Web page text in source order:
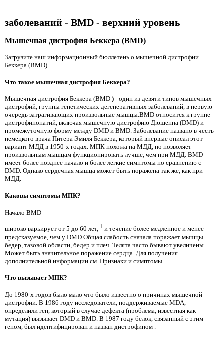
.
заболеваний - BMD - верхний уровень
Мышечная дистрофия Беккера (BMD)
Загрузите наш информационный бюллетень о мышечной дистрофии
Беккера (BMD)
Что такое мышечная дистрофия Беккера?
Мышечная дистрофия Беккера (BMD ) - один из девяти типов мышечных
дистрофий, группы генетических дегенеративных заболеваний, в первую
очередь затрагивающих произвольные мышцы.BMD относится к группе
дистрофинопатий, включая мышечную дистрофию Дюшенна (DMD) и
промежуточную форму между DMD и BMD. Заболевание названо в честь
немецкого врача Питера Эмиля Беккера, который впервые описал этот
вариант МДД в ​​1950-х годах. МПК похожа на МДД, но позволяет
произвольным мышцам функционировать лучше, чем при МДД. BMD
имеет более позднее начало и более легкие симптомы по сравнению с
DMD. Однако сердечная мышца может быть поражена так же, как при
МДД.
Каковы симптомы МПК?
Начало BMD
широко варьирует от 5 до 60 лет, 1 и течение более медленное и менее
предсказуемое, чем у DMD.Общая слабость сначала поражает мышцы
бедер, тазовой области, бедер и плеч. Телята часто бывают увеличены.
Может быть значительное поражение сердца. Для получения
дополнительной информации см. Признаки и симптомы.
Что вызывает МПК?
До 1980-х годов было мало что было известно о причинах мышечной
дистрофии. В 1986 году исследователи, поддерживаемые MDA,
определили ген, который в случае дефекта (проблема, известная как
мутация) вызывает DMD и BMD. В 1987 году белок, связанный с этим
геном, был идентифицирован и назван дистрофином .